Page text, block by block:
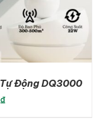
Động DQ3000
₫